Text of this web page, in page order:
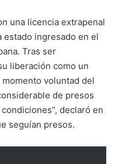
una licencia extrapenal
estado ingresado en el
Tras ser
liberación como un
voluntad del
de presos
declaró en
seguían presos.